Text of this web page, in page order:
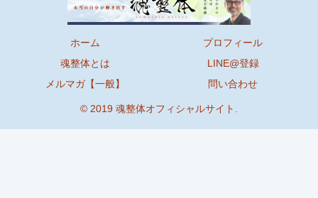
ホーム
プロフィール
魂整体とは
LINE@登録
メルマガ【一般】
問い合わせ
© 2019 魂整体オフィシャルサイト.